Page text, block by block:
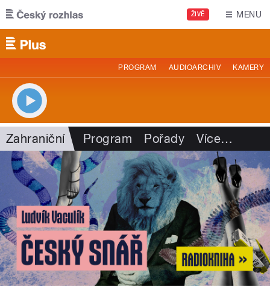
Přejít k hlavnímu obsahu
ŽIVĚ MENU
PROGRAM AUDIOARCHIV KAMERY
Zahraniční Program Pořady Více…